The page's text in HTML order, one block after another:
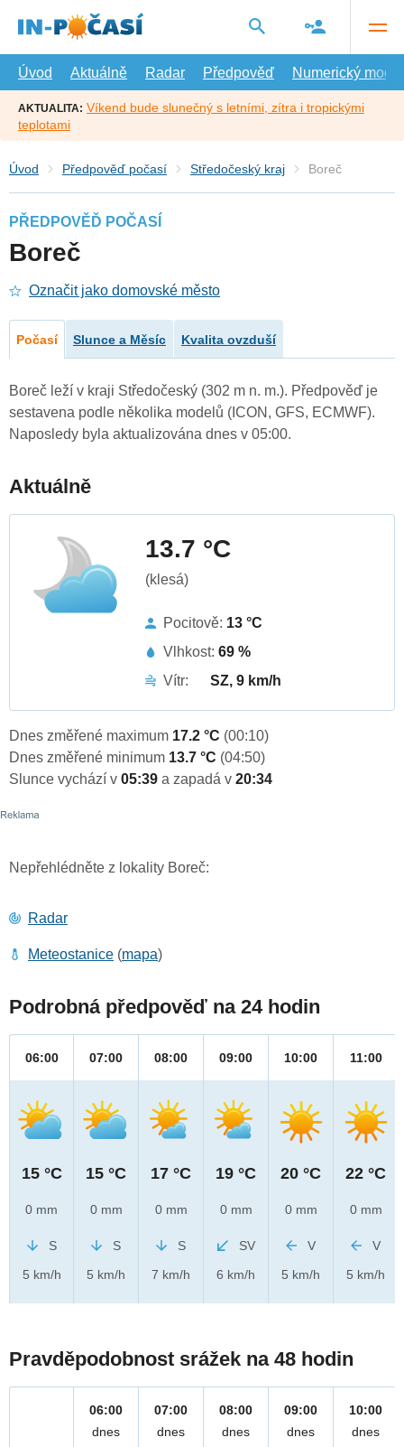
hlavní
Úvod
Aktuálně Radar Předpověď Numerický model
AKTUALITA: Víkend bude slunečný s letními, zítra i tropickými
teplotami
Úvod Předpověď počasí Středočeský kraj Boreč
PŘEDPOVĚĎ POČASÍ
Boreč
Označit jako domovské město
Počasí Slunce a Měsíc Kvalita ovzduší
Boreč leží v kraji Středočeský (302 m n. m.). Předpověď je
sestavena podle několika modelů (ICON, GFS, ECMWF).
Naposledy byla aktualizována dnes v 05:00.
Aktuálně
13.7 °C
(klesá)
Pocitově: 13 °C
Vlhkost: 69 %
Vítr:
SZ, 9 km/h
Dnes změřené maximum 17.2 °C (00:10)
Dnes změřené minimum 13.7 °C (04:50)
Slunce vychází v 05:39 a zapadá v 20:34
Nepřehlédněte z lokality Boreč:
Radar
Meteostanice (mapa)
Podrobná předpověď na 24 hodin
06:00
15 °C
0 mm
S
5 km/h
07:00
15 °C
0 mm
S
5 km/h
08:00
17 °C
0 mm
S
7 km/h
09:00
19 °C
0 mm
SV
6 km/h
10:00
20 °C
0 mm
V
5 km/h
11:00
22 °C
0 mm
V
5 km/h
Pravděpodobnost srážek na 48 hodin
06:00
dnes
07:00
dnes
08:00
dnes
09:00
dnes
10:00
dnes